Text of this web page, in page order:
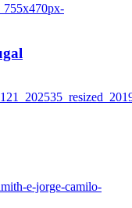
e-jorge-camilo-